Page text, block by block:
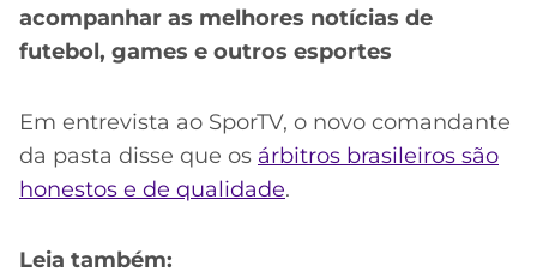
acompanhar as melhores notícias de
futebol, games e outros esportes
Em entrevista ao SporTV, o novo comandante
da pasta disse que os árbitros brasileiros são
honestos e de qualidade.
Leia também: